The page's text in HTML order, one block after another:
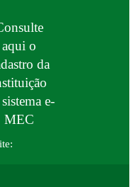
aqui o
da
e-
MEC